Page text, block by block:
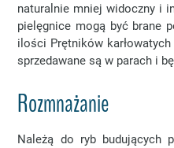
naturalnie mniej widoczny i
pielęgnice mogą być brane
ilości Prętników
sprzedawane są w parach i
Rozmnażanie
Należą do ryb budujących